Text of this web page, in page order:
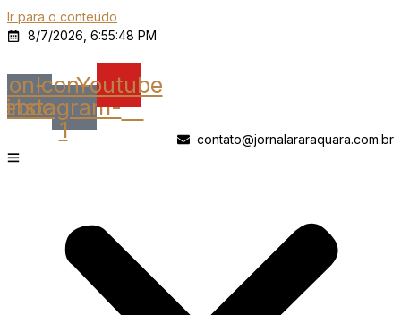
Ir para o conteúdo
8/7/2026, 6:55:48 PM
Icon-
instagram-
1
Youtube
contato@jornalararaquara.com.br